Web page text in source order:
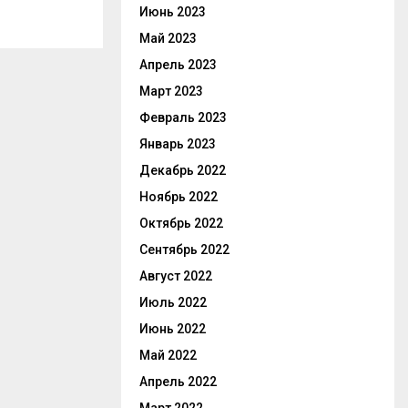
Июнь 2023
Май 2023
Апрель 2023
Март 2023
Февраль 2023
Январь 2023
Декабрь 2022
Ноябрь 2022
Октябрь 2022
Сентябрь 2022
Август 2022
Июль 2022
Июнь 2022
Май 2022
Апрель 2022